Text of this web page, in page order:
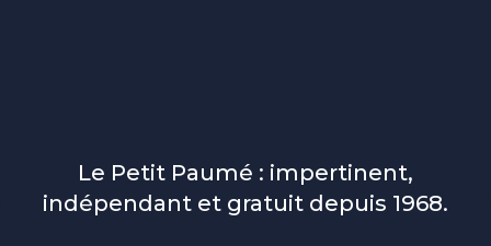
Le Petit Paumé : impertinent,
indépendant et gratuit depuis 1968.